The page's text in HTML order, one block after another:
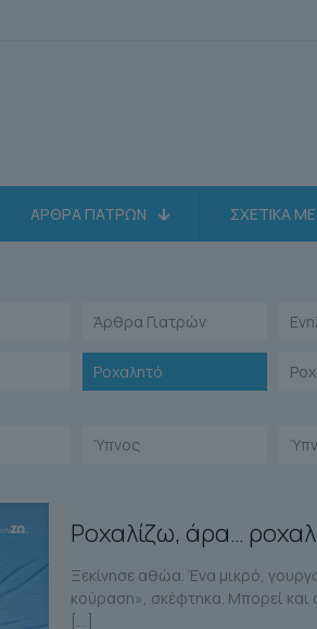
ΑΡΘΡΑ ΓΙΑΤΡΩΝ ΣΧΕΤΙΚΑ
Άρθρα Γιατρών
Ροχαλητό
Ύπνος
Ροχαλίζω, άρα…
Ξεκίνησε αθώα. Ένα μικρό,
κούραση», σκέφτηκα. Μπορεί και
[…]